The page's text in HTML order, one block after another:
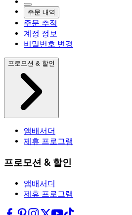
주문 내역
주문 추적
계정 정보
비밀번호 변경
프로모션 & 할인
앰배서더
제휴 프로그램
프로모션 & 할인
앰배서더
제휴 프로그램